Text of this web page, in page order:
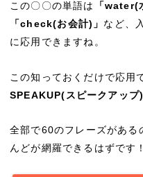
この〇〇の単語は
「water(
「check(お会計)」 など、
に応用できますね。
この知っておくだけで応用
SPEAKUP(スピークアップ)
全部で60のフレーズがある
んどが網羅できるはずです！